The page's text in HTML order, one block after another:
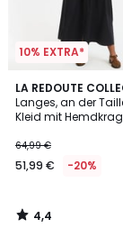
10% EXTRA*
LA REDOUTE
Langes, an der
Kleid mit
64,99 €
51,99 € -20%
4,4
/ 5
2
Farben
4,4
/